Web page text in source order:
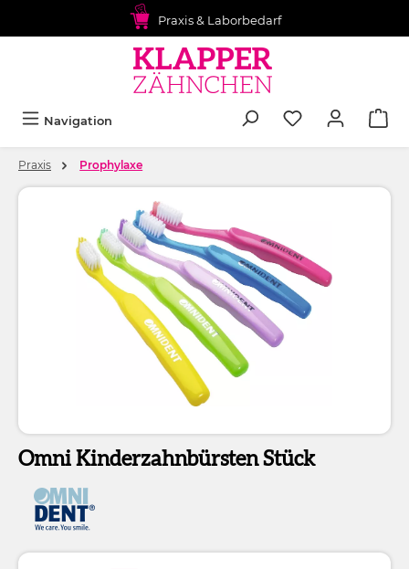
Praxis & Laborbedarf
Navigation
Praxis Prophylaxe
Bildergalerie überspringen
Omni Kinderzahnbürsten Stück